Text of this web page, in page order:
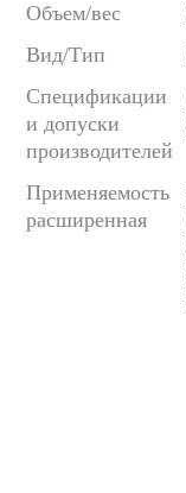
Объем/вес
Вид/Тип
Спецификации
и допуски
производителей
Применяемость
расширенная